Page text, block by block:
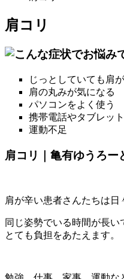
肩コリ
じっとしていても肩
肩の丸みが気になる
パソコンをよく使う
携帯電話やタブレッ
運動不足
肩コリ｜亀有ゆうろー
肩が辛い患者さんたちは日
同じ姿勢でいる時間が長
とても負担をあたえます。